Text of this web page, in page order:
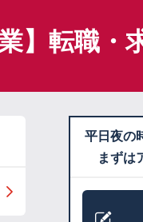
】転職・
平日夜の
まずは